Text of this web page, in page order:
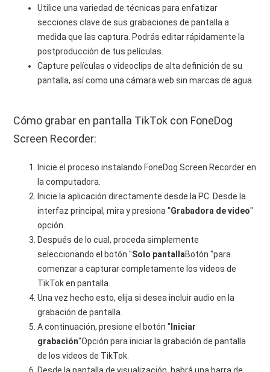
Utilice una variedad de técnicas para enfatizar
secciones clave de sus grabaciones de pantalla a
medida que las captura. Podrás editar rápidamente la
postproducción de tus películas.
Capture películas o videoclips de alta definición de su
pantalla, así como una cámara web sin marcas de agua.
Cómo grabar en pantalla TikTok con FoneDog
Screen Recorder:
Inicie el proceso instalando FoneDog Screen Recorder en
la computadora.
Inicie la aplicación directamente desde la PC. Desde la
interfaz principal, mira y presiona "Grabadora de video"
opción.
Después de lo cual, proceda simplemente
seleccionando el botón "Solo pantallaBotón "para
comenzar a capturar completamente los videos de
TikTok en pantalla.
Una vez hecho esto, elija si desea incluir audio en la
grabación de pantalla.
A continuación, presione el botón " Iniciar
grabación"Opción para iniciar la grabación de pantalla
de los videos de TikTok.